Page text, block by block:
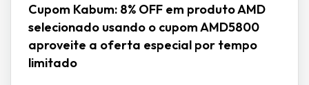
Cupom Kabum: 8% OFF em produto AMD
selecionado usando o cupom AMD5800
aproveite a oferta especial por tempo
limitado